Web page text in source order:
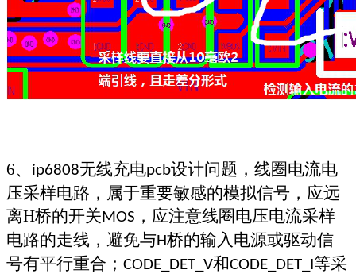
6、 ip6808无线充电pcb设计问题， 线圈电流电
压采样电路，属于重要敏感的模拟信号，应远
离H桥的开关MOS ，应注意线圈电压电流采样
电路的走线，避免与H桥的输入电源或驱动信
号有平行重合； CODE_DET_V和CODE_DET_I等采